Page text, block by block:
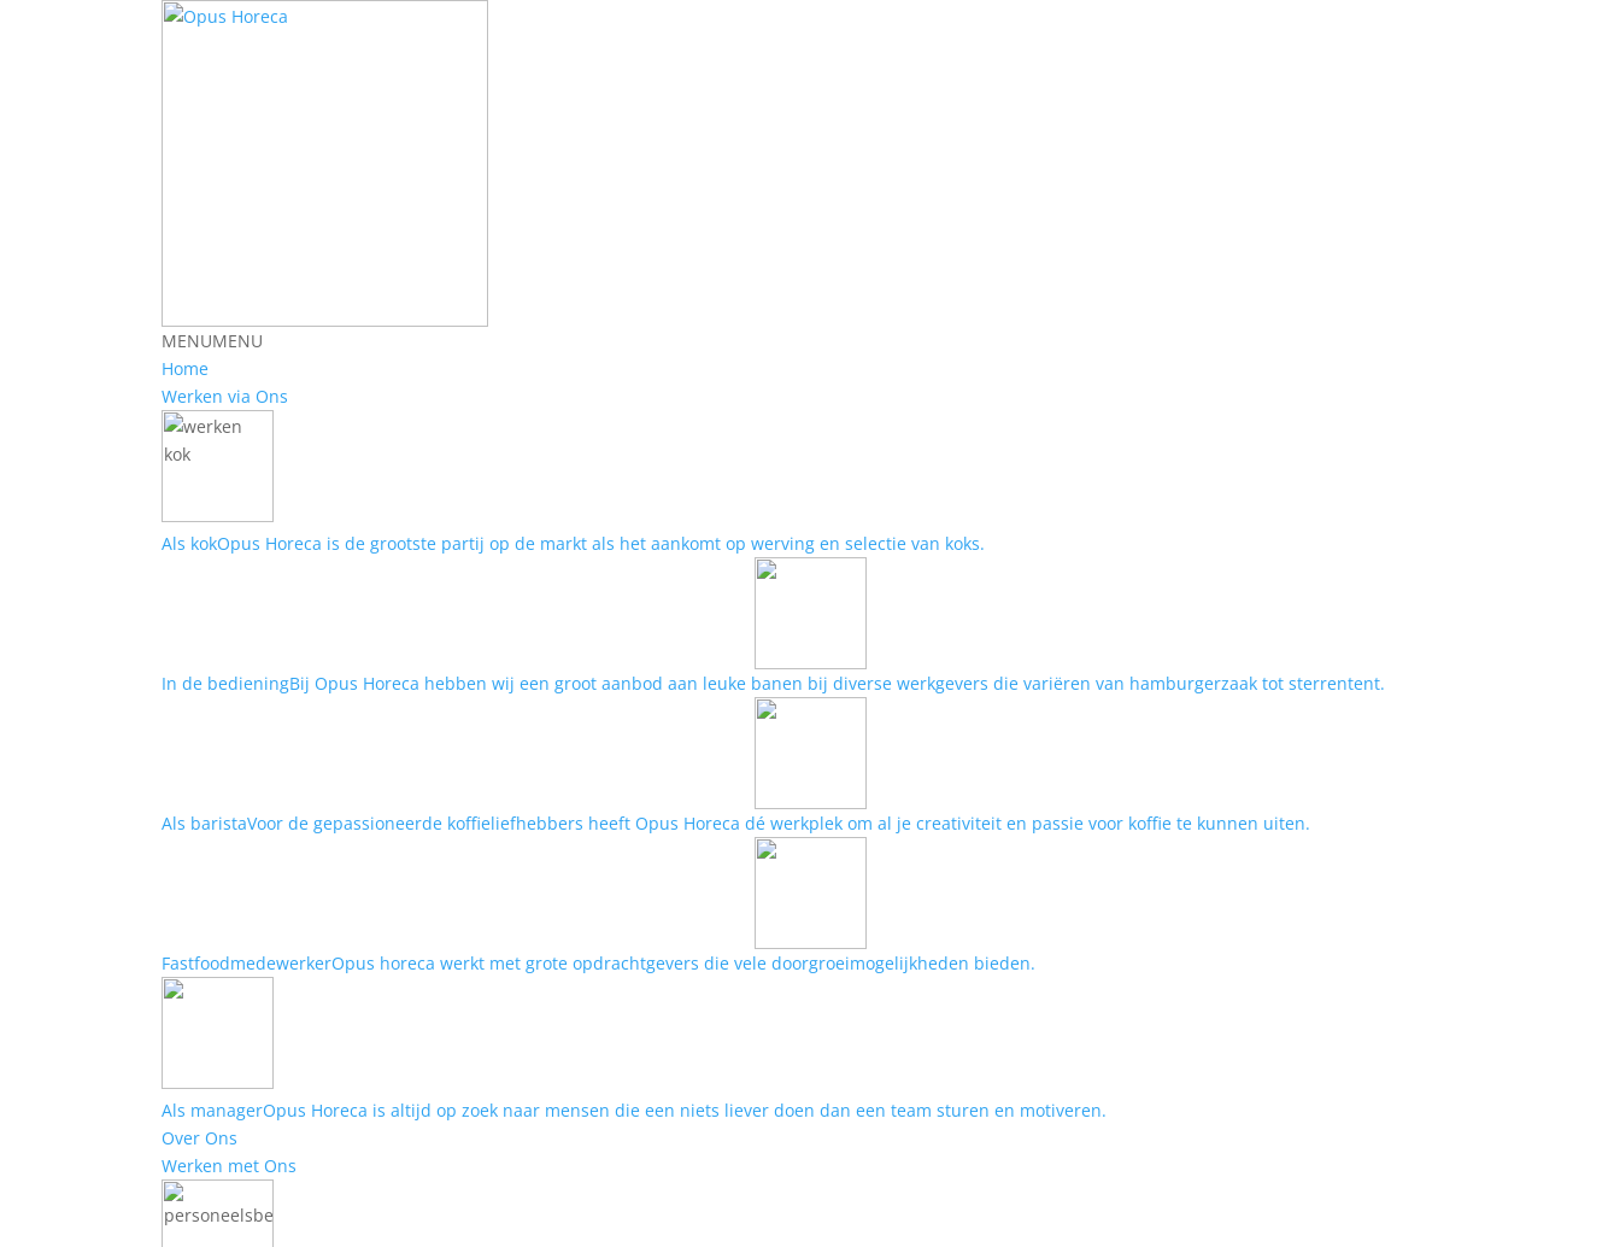
MENUMENU
Home
Werken via Ons
Als kokOpus Horeca is de grootste partij op de markt als het aankomt op werving en selectie van koks.
In de bedieningBij Opus Horeca hebben wij een groot aanbod aan leuke banen bij diverse werkgevers die variëren van hamburgerzaak tot sterrentent.
Als barista​Voor de gepassioneerde koffieliefhebbers heeft Opus Horeca dé werkplek om al je creativiteit en passie voor koffie te kunnen uiten.
Fastfoodmedewerker​Opus horeca werkt met grote opdrachtgevers die vele doorgroeimogelijkheden bieden.
Als manager​Opus Horeca is altijd op zoek naar mensen die een niets liever doen dan een team sturen en motiveren.
Over Ons
Werken met Ons